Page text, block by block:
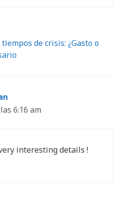
de crisis: ¿Gasto o
6:16 am
interesting details !